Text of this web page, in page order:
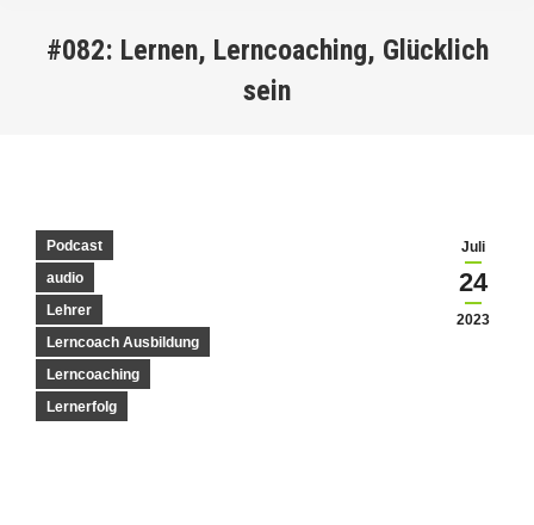
#082: Lernen, Lerncoaching, Glücklich
sein
Juli
24
2023
Podcast
audio
Lehrer
Lerncoach Ausbildung
Lerncoaching
Lernerfolg